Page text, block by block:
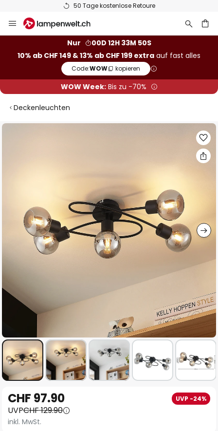
50 Tage kostenlose Retoure
Inhalt
Nur
00D 12H 33M 50S
10% ab CHF 149 & 13% ab CHF 199 extra auf fast alles
Code:WOW kopieren
WOW Week:Bis zu -70%
Deckenleuchten
Zum
Anfang
der
Bildgalerie
CHF 97.90 UVP -24%
UVPCHF 129.90
inkl. MwSt.